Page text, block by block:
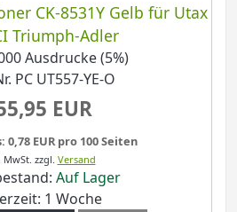
CK-8531Y Gelb für Utax
Triumph-Adler
Ausdrucke (5%)
PC UT557-YE-O
EUR
0,78 EUR pro 100 Seiten
zzgl. Versand
Auf Lager
1 Woche